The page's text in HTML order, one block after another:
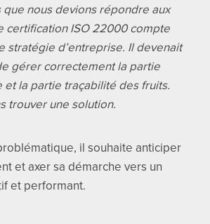
que nous devions répondre aux
certification ISO 22000 compte
stratégie d’entreprise. Il devenait
gérer correctement la partie
et la partie traçabilité des fruits.
trouver une solution.
il souhaite anticiper
et axer sa démarche vers un
et performant.